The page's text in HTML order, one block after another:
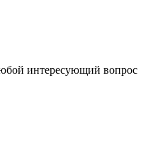
интересующий вопрос